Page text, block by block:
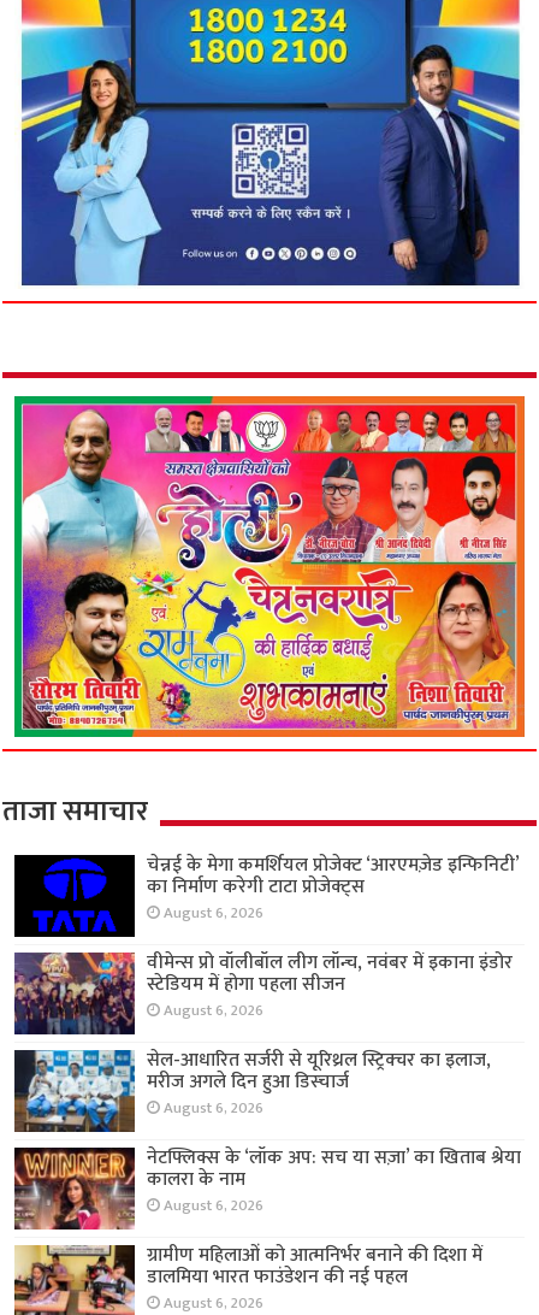
ताजा समाचार
चेन्नई के मेगा कमर्शियल प्रोजेक्ट ‘आरएमज़ेड इन्फिनिटी’
का निर्माण करेगी टाटा प्रोजेक्ट्स
August 6, 2026
वीमेन्स प्रो वॉलीबॉल लीग लॉन्च, नवंबर में इकाना इंडोर
स्टेडियम में होगा पहला सीजन
August 6, 2026
सेल-आधारित सर्जरी से यूरिथ्रल स्ट्रिक्चर का इलाज,
मरीज अगले दिन हुआ डिस्चार्ज
August 6, 2026
नेटफ्लिक्स के ‘लॉक अप: सच या सज़ा’ का खिताब श्रेया
कालरा के नाम
August 6, 2026
ग्रामीण महिलाओं को आत्मनिर्भर बनाने की दिशा में
डालमिया भारत फाउंडेशन की नई पहल
August 6, 2026